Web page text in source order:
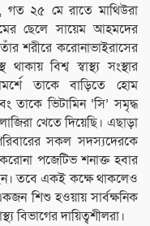
গত ২৫ মে রাতে মাথিউরা
ছেলে সায়েম আহমদের
শরীরে করোনাভাইরাসের
বিশ্ব স্বাস্থ্য সংস্থার
তাকে বাড়িতে হোম
ভিটামিন ‘সি’ সমৃদ্ধ
খেতে দিয়েছি। এছাড়া
সকল সদস্যদেরকে
করোনা পজেটিভ শনাক্ত হবার
তবে একই কক্ষে থাকলেও
শিশু হওয়ায় সার্বক্ষনিক
বিভাগের দায়িত্বশীলরা।